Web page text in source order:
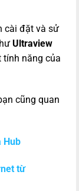
cài đặt và sử
Ultraview
tính năng của
cũng quan
Hub
từ